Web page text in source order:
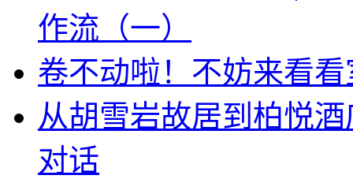
作流（一）
卷不动啦！不妨来看
从胡雪岩故居到柏悦
对话